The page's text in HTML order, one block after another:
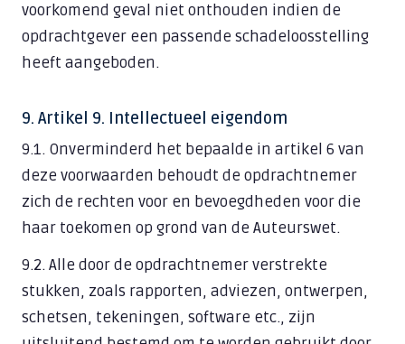
voorkomend geval niet onthouden indien de
opdrachtgever een passende schadeloosstelling
heeft aangeboden.
9. Artikel 9. Intellectueel eigendom
9.1. Onverminderd het bepaalde in artikel 6 van
deze voorwaarden behoudt de opdrachtnemer
zich de rechten voor en bevoegdheden voor die
haar toekomen op grond van de Auteurswet.
9.2. Alle door de opdrachtnemer verstrekte
stukken, zoals rapporten, adviezen, ontwerpen,
schetsen, tekeningen, software etc., zijn